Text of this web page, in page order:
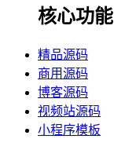
核心功能
精品源码
商用源码
博客源码
视频站源码
小程序模板